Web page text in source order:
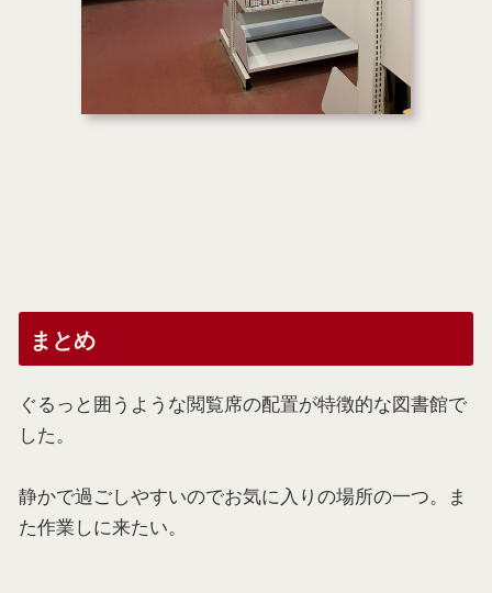
まとめ
ぐるっと囲うような閲覧席の配置が特徴的な図書館で
した。
静かで過ごしやすいのでお気に入りの場所の一つ。ま
た作業しに来たい。